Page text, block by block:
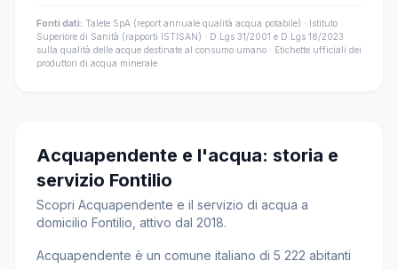
Fonti dati: Talete SpA (report annuale qualità acqua potabile) · Istituto
Superiore di Sanità (rapporti ISTISAN) · D.Lgs 31/2001 e D.Lgs 18/2023
sulla qualità delle acque destinate al consumo umano · Etichette ufficiali dei
produttori di acqua minerale.
Acquapendente e l'acqua: storia e
servizio Fontilio
Scopri Acquapendente e il servizio di acqua a
domicilio Fontilio, attivo dal 2018.
Acquapendente è un comune italiano di 5 222 abitanti